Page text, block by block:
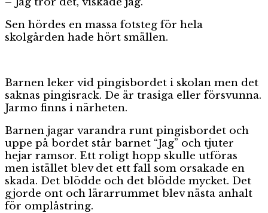
Sen hördes en massa fotsteg för hela
skolgården hade hört smällen.
Barnen leker vid pingisbordet i skolan men det
saknas pingisrack. De är trasiga eller försvunna.
Jarmo finns i närheten.
Barnen jagar varandra runt pingisbordet och
uppe på bordet står barnet “Jag” och tjuter
hejar ramsor. Ett roligt hopp skulle utföras
men istället blev det ett fall som orsakade en
skada. Det blödde och det blödde mycket. Det
gjorde ont och lärarrummet blev nästa anhalt
för omplåstring.